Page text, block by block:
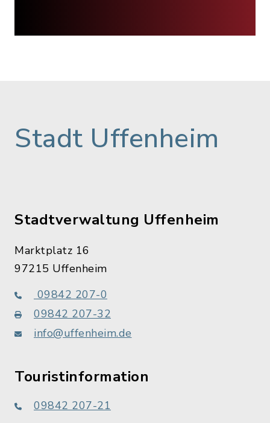
Stadt Uffenheim
Stadtverwaltung Uffenheim
Marktplatz 16
97215 Uffenheim
09842 207-0
09842 207-32
info@uffenheim.de
Touristinformation
09842 207-21